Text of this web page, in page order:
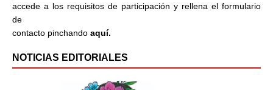
accede a los requisitos de participación y rellena el formulario
de
contacto pinchando aquí.
NOTICIAS EDITORIALES